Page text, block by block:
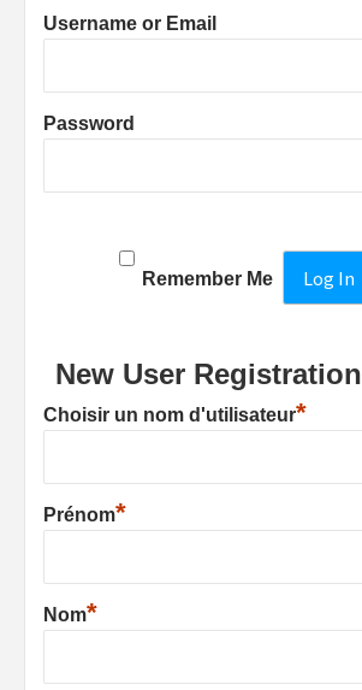
Username or Email
Password
Remember Me
New User Registration
Choisir un nom d'utilisateur*
Prénom*
Nom*